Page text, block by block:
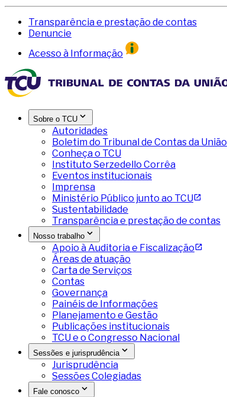
Transparência e prestação de contas
Denuncie
Acesso à Informação
Sobre o TCU
Autoridades
Boletim do Tribunal de Contas da União
Conheça o TCU
Instituto Serzedello Corrêa
Eventos institucionais
Imprensa
Ministério Público junto ao TCU
Sustentabilidade
Transparência e prestação de contas
Nosso trabalho
Apoio à Auditoria e Fiscalização
Áreas de atuação
Carta de Serviços
Contas
Governança
Painéis de Informações
Planejamento e Gestão
Publicações institucionais
TCU e o Congresso Nacional
Sessões e jurisprudência
Jurisprudência
Sessões Colegiadas
Fale conosco